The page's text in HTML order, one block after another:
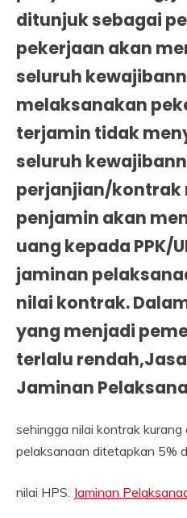
ditunjuk sebagai
pekerjaan akan
seluruh
melaksanakan
terjamin tidak
seluruh
perjanjian/kontrak
penjamin akan
uang kepada PPK/
jaminan
nilai kontrak.
yang menjadi
terlalu
Jaminan
sehingga nilai kontrak
pelaksanaan ditetapkan 5%
nilai HPS. Jaminan